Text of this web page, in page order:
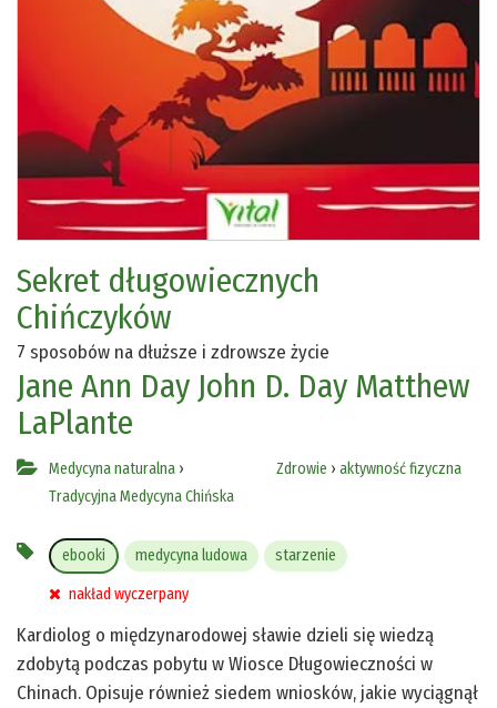
Sekret długowiecznych
Chińczyków
7 sposobów na dłuższe i zdrowsze życie
Jane Ann Day John D. Day Matthew
LaPlante
Medycyna naturalna ›
Tradycyjna Medycyna Chińska
Zdrowie › aktywność fizyczna
ebooki medycyna ludowa starzenie
nakład wyczerpany
Kardiolog o międzynarodowej sławie dzieli się wiedzą
zdobytą podczas pobytu w Wiosce Długowieczności w
Chinach. Opisuje również siedem wniosków, jakie wyciągnął